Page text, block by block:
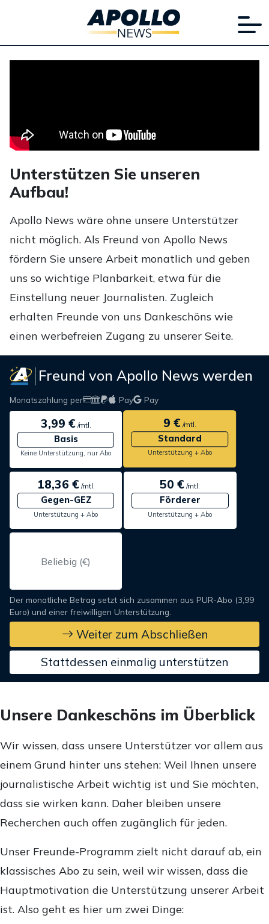
Unterstützen Sie unseren
Aufbau!
Apollo News wäre ohne unsere Unterstützer
nicht möglich. Als Freund von Apollo News
fördern Sie unsere Arbeit monatlich und geben
uns so wichtige Planbarkeit, etwa für die
Einstellung neuer Journalisten. Zugleich
erhalten Freunde von uns Dankeschöns wie
einen werbefreien Zugang zu unserer Seite.
Freund von Apollo News werden
Monatszahlung per Pay Pay
3,99 €/mtl.
Basis
Keine Unterstützung, nur Abo
9 €/mtl.
Standard
Unterstützung + Abo
18,36 €/mtl.
Gegen-GEZ
Unterstützung + Abo
50 € /mtl.
Förderer
Unterstützung + Abo
Der monatliche Betrag setzt sich zusammen aus PUR-Abo (3,99
Euro) und einer freiwilligen Unterstützung.
Weiter zum Abschließen
Stattdessen einmalig unterstützen
Unsere Dankeschöns im Überblick
Wir wissen, dass unsere Unterstützer vor allem aus
einem Grund hinter uns stehen: Weil Ihnen unsere
journalistische Arbeit wichtig ist und Sie möchten,
dass sie wirken kann. Daher bleiben unsere
Recherchen auch offen zugänglich für jeden.
Unser Freunde-Programm zielt nicht darauf ab, ein
klassisches Abo zu sein, weil wir wissen, dass die
Hauptmotivation die Unterstützung unserer Arbeit
ist. Also geht es hier um zwei Dinge: